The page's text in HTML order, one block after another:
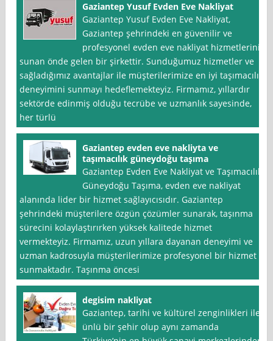
Gaziantep Yusuf Evden Eve Nakliyat
Gaziantep Yusuf Evden Eve Nakliyat,
Gaziantep şehrindeki en güvenilir ve
profesyonel evden eve nakliyat hizmetlerini
sunan önde gelen bir şirkettir. Sunduğumuz hizmetler ve
sağladığımız avantajlar ile müşterilerimize en iyi taşımacılık
deneyimini sunmayı hedeflemekteyiz. Firmamız, yıllardır
sektörde edinmiş olduğu tecrübe ve uzmanlık sayesinde,
her türlü
Gaziantep evden eve nakliyta ve
taşımacılık güneydoğu taşıma
Gaziantep Evden Eve Nakliyat ve Taşımacılık
Güneydoğu Taşıma, evden eve nakliyat
alanında lider bir hizmet sağlayıcısıdır. Gaziantep
şehrindeki müşterilere özgün çözümler sunarak, taşınma
sürecini kolaylaştırırken yüksek kalitede hizmet
vermekteyiz. Firmamız, uzun yıllara dayanan deneyimi ve
uzman kadrosuyla müşterilerimize profesyonel bir hizmet
sunmaktadır. Taşınma öncesi
degisim nakliyat
Gaziantep, tarihi ve kültürel zenginlikleri ile
ünlü bir şehir olup aynı zamanda